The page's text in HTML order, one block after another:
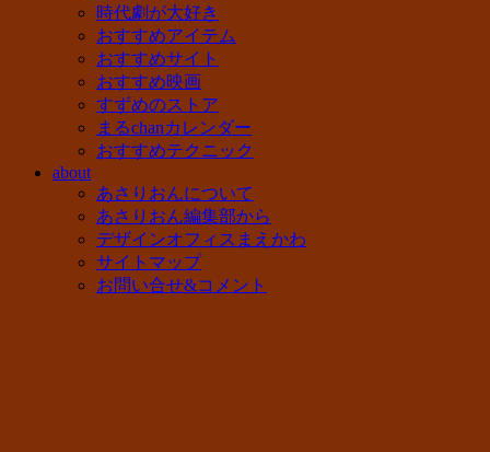
時代劇が大好き
おすすめアイテム
おすすめサイト
おすすめ映画
すずめのストア
まるchanカレンダー
おすすめテクニック
about
あさりおんについて
あさりおん編集部から
デザインオフィスまえかわ
サイトマップ
お問い合せ&コメント